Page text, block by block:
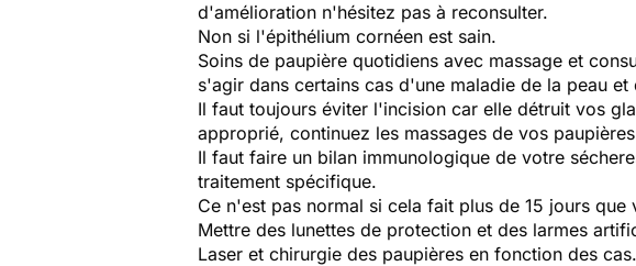
d'amélioration n'hésitez pas à reconsulter.
Non si l'épithélium cornéen est sain.
Soins de paupière quotidiens avec massage et
s'agir dans certains cas d'une maladie de la peau
Il faut toujours éviter l'incision car elle détruit vos
approprié, continuez les massages de vos
Il faut faire un bilan immunologique de votre
traitement spécifique.
Ce n'est pas normal si cela fait plus de 15 jours
Mettre des lunettes de protection et des larmes
Laser et chirurgie des paupières en fonction des cas.